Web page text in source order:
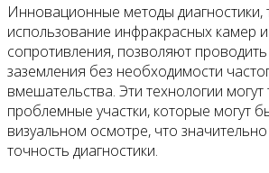
Инновационные методы диагностики,
использование инфракрасных камер
сопротивления, позволяют
заземления без необходимости
вмешательства. Эти технологии
проблемные участки, которые могут
визуальном осмотре, что
точность диагностики.